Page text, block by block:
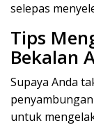
selepas
Tips
Bekalan
Supaya Anda
untuk